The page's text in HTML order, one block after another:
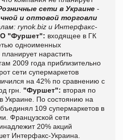
сети в Украине -
и оптовой торговли
rynok.biz и Интерфакс-
"Фуршет": входящее в ГК
одноименных
нарастить
2009 года приблизительно
сети супермаркетов
на 42% по сравнению с
грн. "Фуршет": вторая по
Украине. По состоянию на
109 супермаркетов в
Французской сети
20% акций
Интерфакс-Украина.